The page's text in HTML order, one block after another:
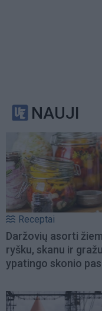
NAUJI
Receptai
Daržovių asorti
ryšku, skanu ir
ypatingo skonio